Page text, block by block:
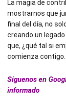
La magia de
mostrarnos que
final del día, no
creando un
que, ¿qué tal si
comienza contigo.
Síguenos en
informado